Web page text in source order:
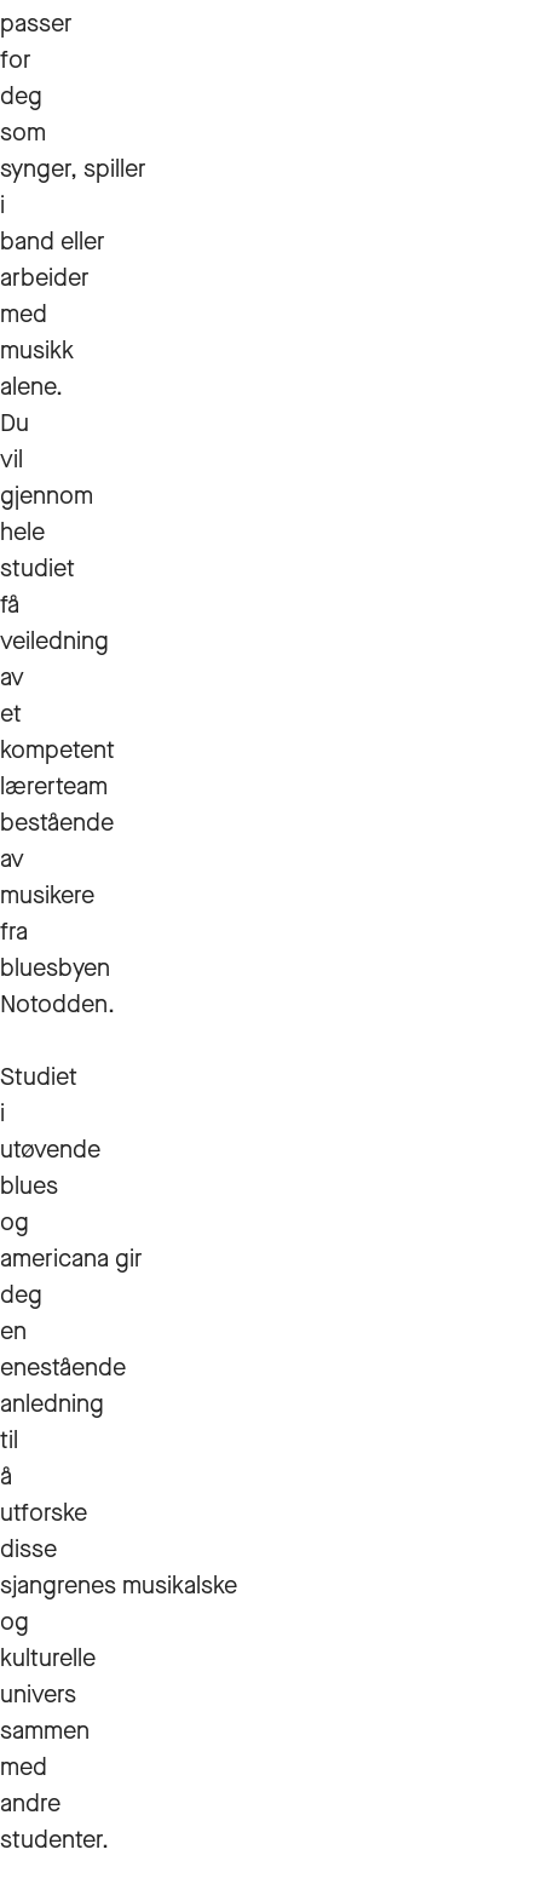
passer
for
deg
som
synger, spiller
i
band eller
arbeider
med
musikk
alene.
Du
vil
gjennom
hele
studiet
få
veiledning
av
et
kompetent
lærerteam
bestående
av
musikere
fra
bluesbyen
Notodden.
Studiet
i
utøvende
blues
og
americana gir
deg
en
enestående
anledning
til
å
utforske
disse
sjangrenes musikalske
og
kulturelle
univers
sammen
med
andre
studenter.